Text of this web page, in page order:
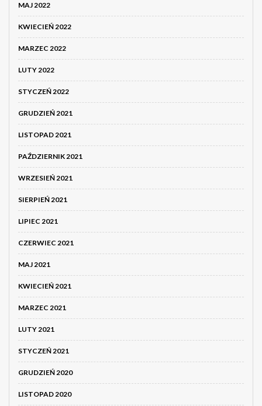
MAJ 2022
KWIECIEŃ 2022
MARZEC 2022
LUTY 2022
STYCZEŃ 2022
GRUDZIEŃ 2021
LISTOPAD 2021
PAŹDZIERNIK 2021
WRZESIEŃ 2021
SIERPIEŃ 2021
LIPIEC 2021
CZERWIEC 2021
MAJ 2021
KWIECIEŃ 2021
MARZEC 2021
LUTY 2021
STYCZEŃ 2021
GRUDZIEŃ 2020
LISTOPAD 2020